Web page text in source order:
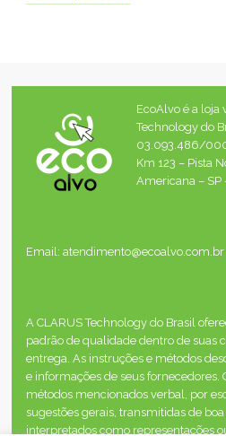
EcoAlvo é a loja
Technology do
03.093.486/
Km 123 – Pista
Americana – SP
Email: atendimento@ecoalvo.com.br
A CLARUS Technology do Brasil
padrão de qualidade dentro de suas
entrega. As instruções e métodos
e informações de seus fornecedores.
métodos mencionados verbal, por
sugestões gerais, transmitidas de
interpretados como representações